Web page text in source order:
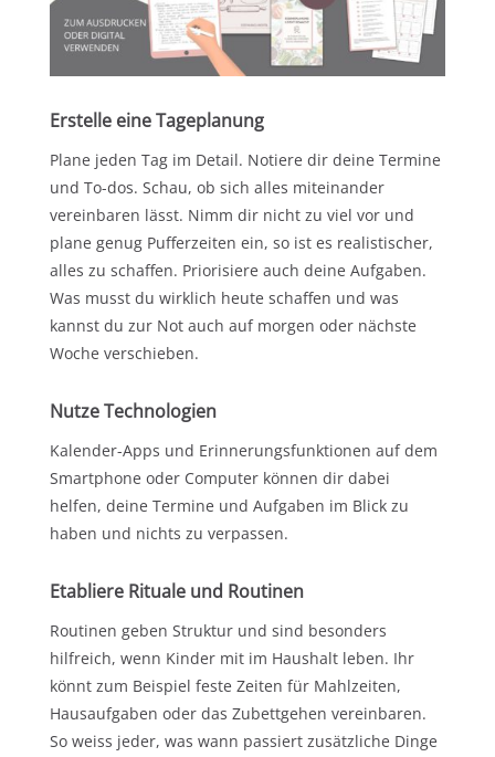
Erstelle eineTageplanung
Plane jeden Tag im Detail. Notiere dir deine Termine
und To-dos. Schau, ob sich alles miteinander
vereinbaren lässt. Nimm dir nicht zu viel vor und
plane genug Pufferzeiten ein, so ist es realistischer,
alles zu schaffen. Priorisiere auch deine Aufgaben.
Was musst du wirklich heute schaffen und was
kannst du zur Not auch auf morgen oder nächste
Woche verschieben.
Nutze Technologien
Kalender-Apps und Erinnerungsfunktionen auf dem
Smartphone oder Computer können dir dabei
helfen, deine Termine und Aufgaben im Blick zu
haben und nichts zu verpassen.
Etabliere Rituale und Routinen
Routinen geben Struktur und sind besonders
hilfreich, wenn Kinder mit im Haushalt leben. Ihr
könnt zum Beispiel feste Zeiten für Mahlzeiten,
Hausaufgaben oder das Zubettgehen vereinbaren.
So weiss jeder, was wann passiert zusätzliche Dinge